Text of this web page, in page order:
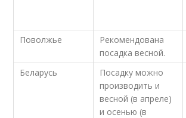
Поволжье
Рекомендована
посадка весной.
Беларусь
Посадку можно
производить и
весной (в апреле)
и осенью (в